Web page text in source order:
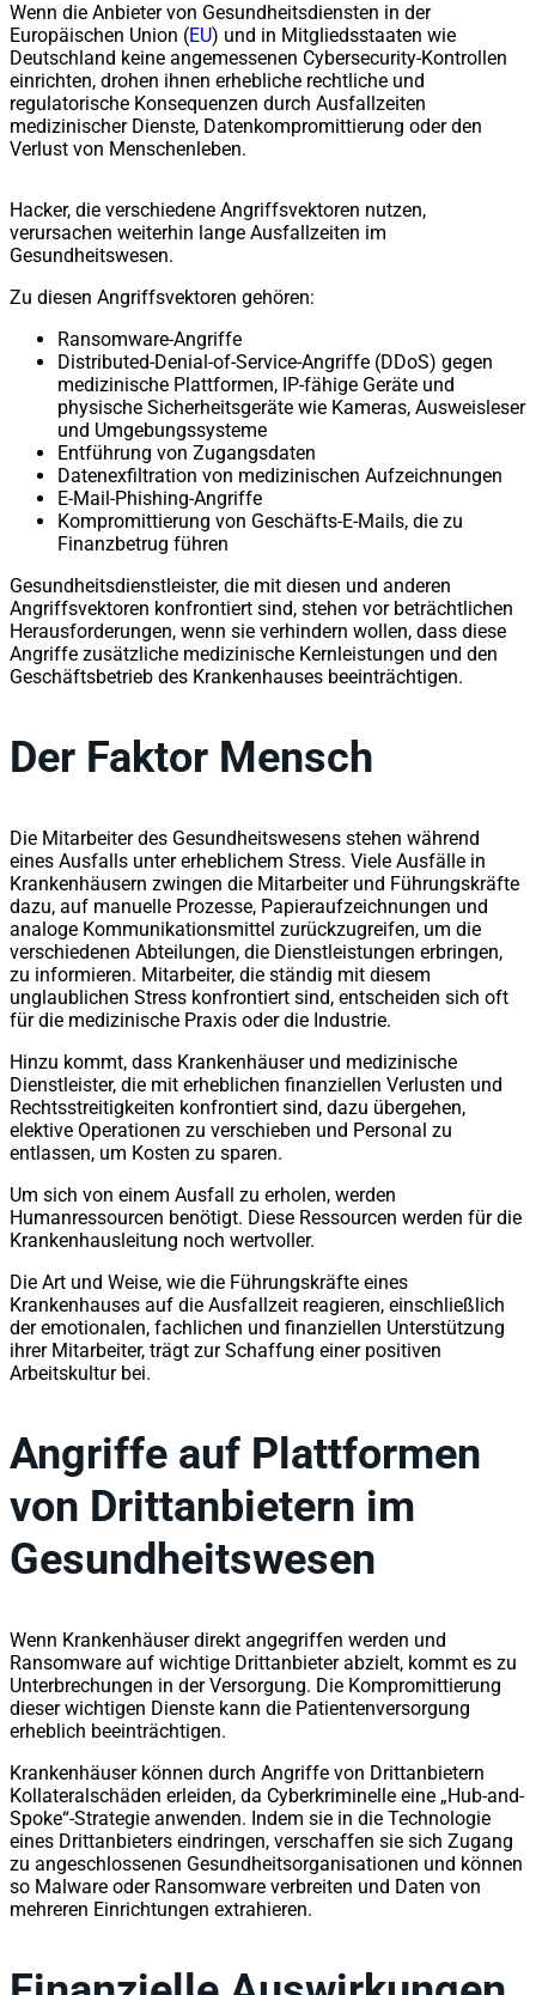
Wenn die Anbieter von Gesundheitsdiensten in der
Europäischen Union (EU) und in Mitgliedsstaaten wie
Deutschland keine angemessenen Cybersecurity-Kontrollen
einrichten, drohen ihnen erhebliche rechtliche und
regulatorische Konsequenzen durch Ausfallzeiten
medizinischer Dienste, Datenkompromittierung oder den
Verlust von Menschenleben.
Hacker, die verschiedene Angriffsvektoren nutzen,
verursachen weiterhin lange Ausfallzeiten im
Gesundheitswesen.
Zu diesen Angriffsvektoren gehören:
Ransomware-Angriffe
Distributed-Denial-of-Service-Angriffe (DDoS) gegen
medizinische Plattformen, IP-fähige Geräte und
physische Sicherheitsgeräte wie Kameras, Ausweisleser
und Umgebungssysteme
Entführung von Zugangsdaten
Datenexfiltration von medizinischen Aufzeichnungen
E-Mail-Phishing-Angriffe
Kompromittierung von Geschäfts-E-Mails, die zu
Finanzbetrug führen
Gesundheitsdienstleister, die mit diesen und anderen
Angriffsvektoren konfrontiert sind, stehen vor beträchtlichen
Herausforderungen, wenn sie verhindern wollen, dass diese
Angriffe zusätzliche medizinische Kernleistungen und den
Geschäftsbetrieb des Krankenhauses beeinträchtigen.
Der Faktor Mensch
Die Mitarbeiter des Gesundheitswesens stehen während
eines Ausfalls unter erheblichem Stress. Viele Ausfälle in
Krankenhäusern zwingen die Mitarbeiter und Führungskräfte
dazu, auf manuelle Prozesse, Papieraufzeichnungen und
analoge Kommunikationsmittel zurückzugreifen, um die
verschiedenen Abteilungen, die Dienstleistungen erbringen,
zu informieren. Mitarbeiter, die ständig mit diesem
unglaublichen Stress konfrontiert sind, entscheiden sich oft
für die medizinische Praxis oder die Industrie.
Hinzu kommt, dass Krankenhäuser und medizinische
Dienstleister, die mit erheblichen finanziellen Verlusten und
Rechtsstreitigkeiten konfrontiert sind, dazu übergehen,
elektive Operationen zu verschieben und Personal zu
entlassen, um Kosten zu sparen.
Um sich von einem Ausfall zu erholen, werden
Humanressourcen benötigt. Diese Ressourcen werden für die
Krankenhausleitung noch wertvoller.
Die Art und Weise, wie die Führungskräfte eines
Krankenhauses auf die Ausfallzeit reagieren, einschließlich
der emotionalen, fachlichen und finanziellen Unterstützung
ihrer Mitarbeiter, trägt zur Schaffung einer positiven
Arbeitskultur bei.
Angriffe auf Plattformen
von Drittanbietern im
Gesundheitswesen
Wenn Krankenhäuser direkt angegriffen werden und
Ransomware auf wichtige Drittanbieter abzielt, kommt es zu
Unterbrechungen in der Versorgung. Die Kompromittierung
dieser wichtigen Dienste kann die Patientenversorgung
erheblich beeinträchtigen.
Krankenhäuser können durch Angriffe von Drittanbietern
Kollateralschäden erleiden, da Cyberkriminelle eine „Hub-and-
Spoke“-Strategie anwenden. Indem sie in die Technologie
eines Drittanbieters eindringen, verschaffen sie sich Zugang
zu angeschlossenen Gesundheitsorganisationen und können
so Malware oder Ransomware verbreiten und Daten von
mehreren Einrichtungen extrahieren.